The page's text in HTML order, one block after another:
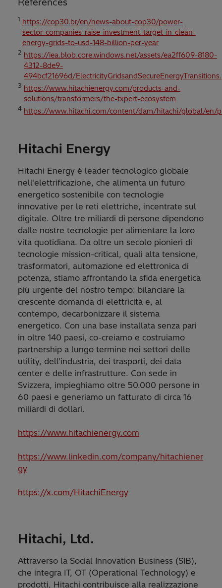
1 https://cop30.br/en/news-about-cop30/power-
sector-companies-raise-investment-target-in-clean-
energy-grids-to-usd-148-billion-per-year
2 https://iea.blob.core.windows.net/assets/ea2ff609-8180-
4312-8de9-
494bcf21696d/
3 https://www.hitachienergy.com/products-and-
solutions/transformers/the-txpert-ecosystem
4 https://www.hitachi.com/content/dam/hitachi/global/en/
Hitachi Energy
Hitachi Energy è leader tecnologico globale
nell'elettrificazione, che alimenta un futuro
energetico sostenibile con tecnologie
innovative per le reti elettriche, incentrate sul
digitale. Oltre tre miliardi di persone dipendono
dalle nostre tecnologie per alimentare la loro
vita quotidiana. Da oltre un secolo pionieri di
tecnologie mission-critical, quali alta tensione,
trasformatori, automazione ed elettronica di
potenza, stiamo affrontando la sfida energetica
più urgente del nostro tempo: bilanciare la
crescente domanda di elettricità e, al
contempo, decarbonizzare il sistema
energetico. Con una base installata senza pari
in oltre 140 paesi, co-creiamo e costruiamo
partnership a lungo termine nei settori delle
utility, dell'industria, dei trasporti, dei data
center e delle infrastrutture. Con sede in
Svizzera, impieghiamo oltre 50.000 persone in
60 paesi e generiamo un fatturato di circa 16
miliardi di dollari.
https://www.hitachienergy.com
https://www.linkedin.com/company/hitachiener
gy
https://x.com/HitachiEnergy
Hitachi, Ltd.
Attraverso la Social Innovation Business (SIB),
che integra IT, OT (Operational Technology) e
prodotti, Hitachi contribuisce alla realizzazione